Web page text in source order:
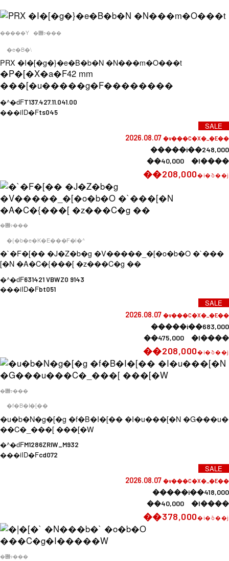
�����Y �݌ɂ���
�e�B�\
PRX �I�[�g�}�e�B�b�N �N���m�O���t
�P�[�X�a�F42 mm
���[�u�����g�F��������
�^�ԁFT137.427.11.041.00
���iID�Fts045
SALE
2026.08.07 �v���C�X�_�E��
�����i��248,000
��40,000 �l����
��208,000�i�ō��j
�݌ɂ���
�{�b�e�K�E���F�l�^
�`�F�[�� �J�Z�b�g �V�����_�[�o�b�O �`���
[�N �A�C�{���[ �z���C�g ��
�^�ԁF631421 VBWZ0 9143
���iID�Fbt051
SALE
2026.08.07 �v���C�X�_�E��
�����i��683,000
��475,000 �l����
��208,000�i�ō��j
�݌ɂ���
�f�B�I�[��
�u�b�N�g�[�g �f�B�I�[�� �I�u���[�N �G���u�
��C�_���[ ���[�W
�^�ԁFM1286ZRIW_M932
���iID�Fcd072
SALE
2026.08.07 �v���C�X�_�E��
�����i��418,000
��40,000 �l����
��378,000�i�ō��j
�݌ɂ���